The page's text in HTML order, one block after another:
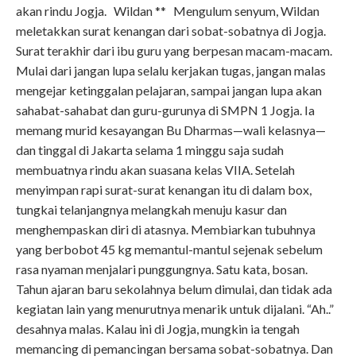
akan rindu Jogja. Wildan ** Mengulum senyum, Wildan
meletakkan surat kenangan dari sobat-sobatnya di Jogja.
Surat terakhir dari ibu guru yang berpesan macam-macam.
Mulai dari jangan lupa selalu kerjakan tugas, jangan malas
mengejar ketinggalan pelajaran, sampai jangan lupa akan
sahabat-sahabat dan guru-gurunya di SMPN 1 Jogja. Ia
memang murid kesayangan Bu Dharmas—wali kelasnya—
dan tinggal di Jakarta selama 1 minggu saja sudah
membuatnya rindu akan suasana kelas VIIA. Setelah
menyimpan rapi surat-surat kenangan itu di dalam box,
tungkai telanjangnya melangkah menuju kasur dan
menghempaskan diri di atasnya. Membiarkan tubuhnya
yang berbobot 45 kg memantul-mantul sejenak sebelum
rasa nyaman menjalari punggungnya. Satu kata, bosan.
Tahun ajaran baru sekolahnya belum dimulai, dan tidak ada
kegiatan lain yang menurutnya menarik untuk dijalani. “Ah..”
desahnya malas. Kalau ini di Jogja, mungkin ia tengah
memancing di pemancingan bersama sobat-sobatnya. Dan